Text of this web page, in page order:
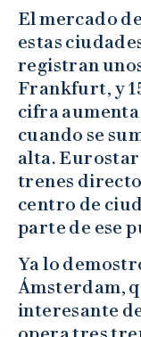
El mercado
estas
registran
Frankfurt, y
cifra
cuando se
alta.
trenes
centro de
parte de ese
Ya lo
Ámsterdam,
interesante